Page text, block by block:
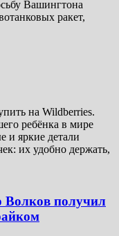
Вашингтона
ракет,
на Wildberries.
ребёнка в мире
и яркие детали
их удобно держать,
Волков получил